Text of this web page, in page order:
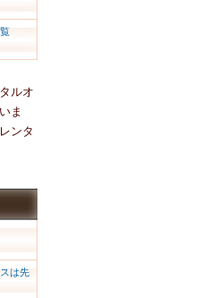
ルオ
ま
ンタ
は先